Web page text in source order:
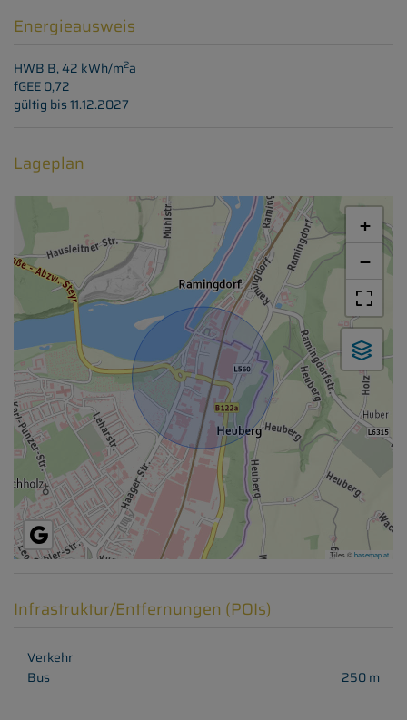
Energieausweis
HWB B, 42 kWh/m2a
fGEE0,72
gültig bis11.12.2027
Lageplan
+
−
Tiles ©basemap.at
Infrastruktur/Entfernungen (POIs)
Verkehr
Bus
250 m